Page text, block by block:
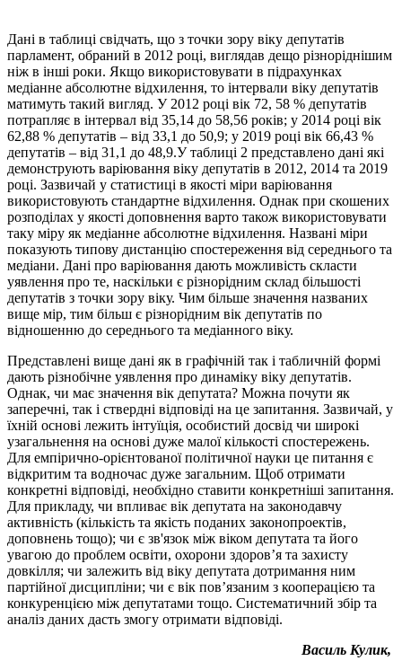
Дані в таблиці свідчать, що з точки зору віку депутатів
парламент, обраний в 2012 році, виглядав дещо різноріднішим
ніж в інші роки. Якщо використовувати в підрахунках
медіанне абсолютне відхилення, то інтервали віку депутатів
матимуть такий вигляд. У 2012 році вік 72, 58 % депутатів
потрапляє в інтервал від 35,14 до 58,56 років; у 2014 році вік
62,88 % депутатів – від 33,1 до 50,9; у 2019 році вік 66,43 %
депутатів – від 31,1 до 48,9.У таблиці 2 представлено дані які
демонструють варіювання віку депутатів в 2012, 2014 та 2019
році. Зазвичай у статистиці в якості міри варіювання
використовують стандартне відхилення. Однак при скошених
розподілах у якості доповнення варто також використовувати
таку міру як медіанне абсолютне відхилення. Названі міри
показують типову дистанцію спостереження від середнього та
медіани. Дані про варіювання дають можливість скласти
уявлення про те, наскільки є різнорідним склад більшості
депутатів з точки зору віку. Чим більше значення названих
вище мір, тим більш є різнорідним вік депутатів по
відношенню до середнього та медіанного віку.
Представлені вище дані як в графічній так і табличній формі
дають різнобічне уявлення про динаміку віку депутатів.
Однак, чи має значення вік депутата? Можна почути як
заперечні, так і ствердні відповіді на це запитання. Зазвичай, у
їхній основі лежить інтуїція, особистий досвід чи широкі
узагальнення на основі дуже малої кількості спостережень.
Для емпірично-орієнтованої політичної науки це питання є
відкритим та водночас дуже загальним. Щоб отримати
конкретні відповіді, необхідно ставити конкретніші запитання.
Для прикладу, чи впливає вік депутата на законодавчу
активність (кількість та якість поданих законопроектів,
доповнень тощо); чи є зв'язок між віком депутата та його
увагою до проблем освіти, охорони здоров’я та захисту
довкілля; чи залежить від віку депутата дотримання ним
партійної дисципліни; чи є вік пов’язаним з кооперацією та
конкуренцією між депутатами тощо. Систематичний збір та
аналіз даних дасть змогу отримати відповіді.
Василь Кулик,